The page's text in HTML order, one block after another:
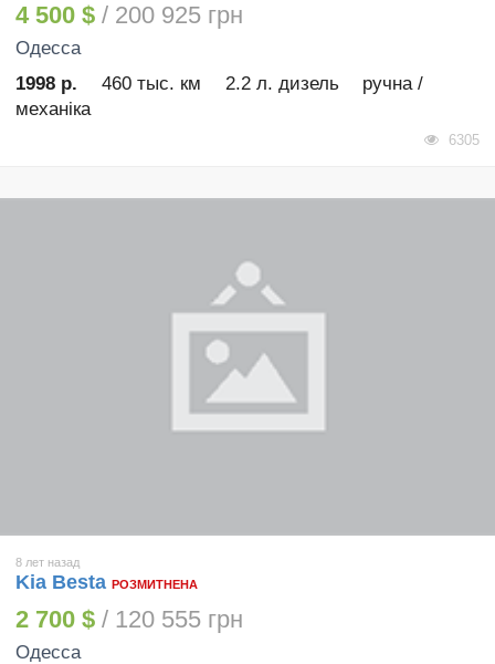
4 500 $ / 200 925 грн
Одесса
1998 р.
460 тыс. км 2.2 л. дизель
ручна /
механіка
6305
8 лет назад
Kia Besta РОЗМИТНЕНА
2 700 $ / 120 555 грн
Одесса